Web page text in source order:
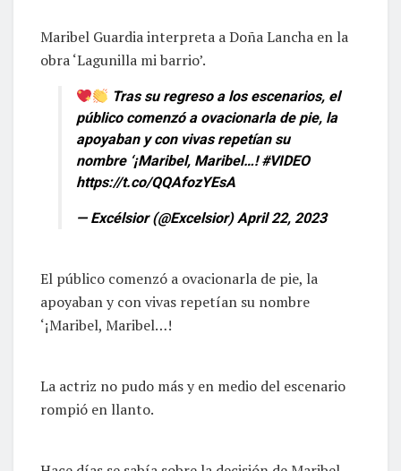
Maribel Guardia interpreta a Doña Lancha en la
obra ‘Lagunilla mi barrio’.
Tras su regreso a los escenarios, el
público comenzó a ovacionarla de pie, la
apoyaban y con vivas repetían su
nombre ‘¡Maribel, Maribel…!#VIDEO
https://t.co/QQAfozYEsA
— Excélsior (@Excelsior)April 22, 2023
El público comenzó a ovacionarla de pie, la
apoyaban y con vivas repetían su nombre
‘¡Maribel, Maribel…!
La actriz no pudo más y en medio del escenario
rompió en llanto.